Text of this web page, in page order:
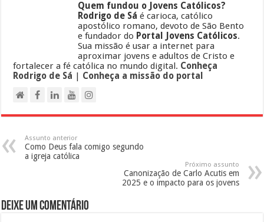
Quem fundou o Jovens Católicos?
Rodrigo de Sá é carioca, católico
apostólico romano, devoto de São Bento
e fundador do Portal Jovens Católicos.
Sua missão é usar a internet para
aproximar jovens e adultos de Cristo e
fortalecer a fé católica no mundo digital. Conheça
Rodrigo de Sá
Conheça a missão do portal
Assunto anterior
Como Deus fala comigo segundo
a igreja católica
Próximo assunto
Canonização de Carlo Acutis em
2025 e o impacto para os jovens
Deixe um comentário